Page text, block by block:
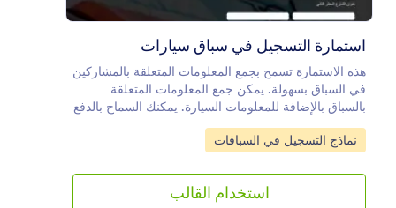
استمارة التسجيل في سباق سيارات
هذه الاستمارة تسمح بجمع المعلومات المتعلقة بالمشاركين
في السباق بسهولة. يمكن جمع المعلومات المتعلقة
بالسباق بالإضافة للمعلومات السيارة. يمكنك السماح بالدفع
إلكترونيا مما سيسهل من عملية التسجيل لكل العملاء.
Go to Category:
نماذج التسجيل في السباقات
استخدام القالب